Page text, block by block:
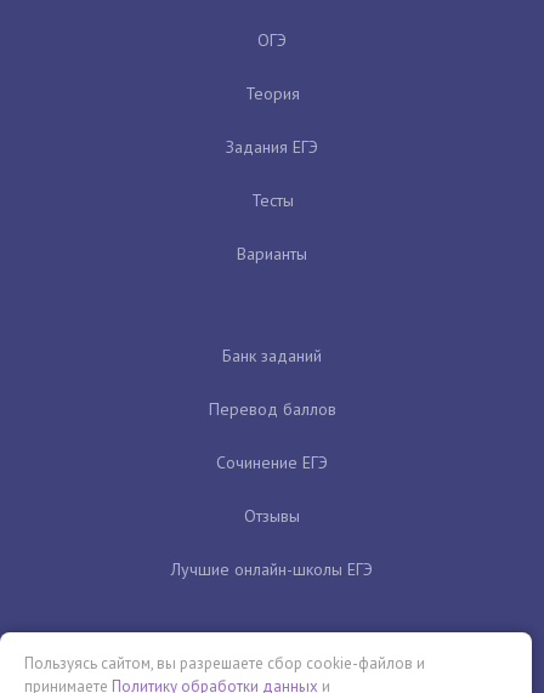
ОГЭ
Теория
Задания ЕГЭ
Тесты
Варианты
Банк заданий
Перевод баллов
Сочинение ЕГЭ
Отзывы
Лучшие онлайн-школы ЕГЭ
Пользуясь сайтом, вы разрешаете сбор cookie-файлов и
принимаете Политику обработки данных и